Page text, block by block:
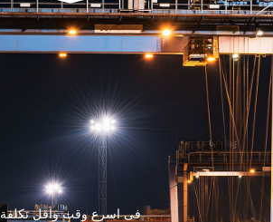
فى اسرع وقت واقل تكلفة